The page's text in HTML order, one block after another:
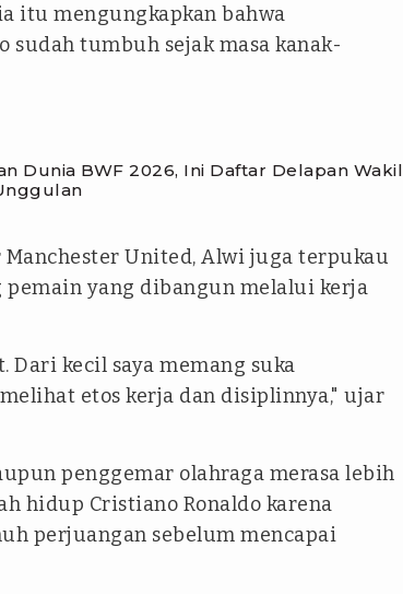
itu mengungkapkan bahwa
sudah tumbuh sejak masa kanak-
Dunia BWF 2026, Ini Daftar Delapan Wakil
United, Alwi juga terpukau
pemain yang dibangun melalui kerja
kecil saya memang suka
etos kerja dan disiplinnya," ujar
penggemar olahraga merasa lebih
hidup Cristiano Ronaldo karena
perjuangan sebelum mencapai